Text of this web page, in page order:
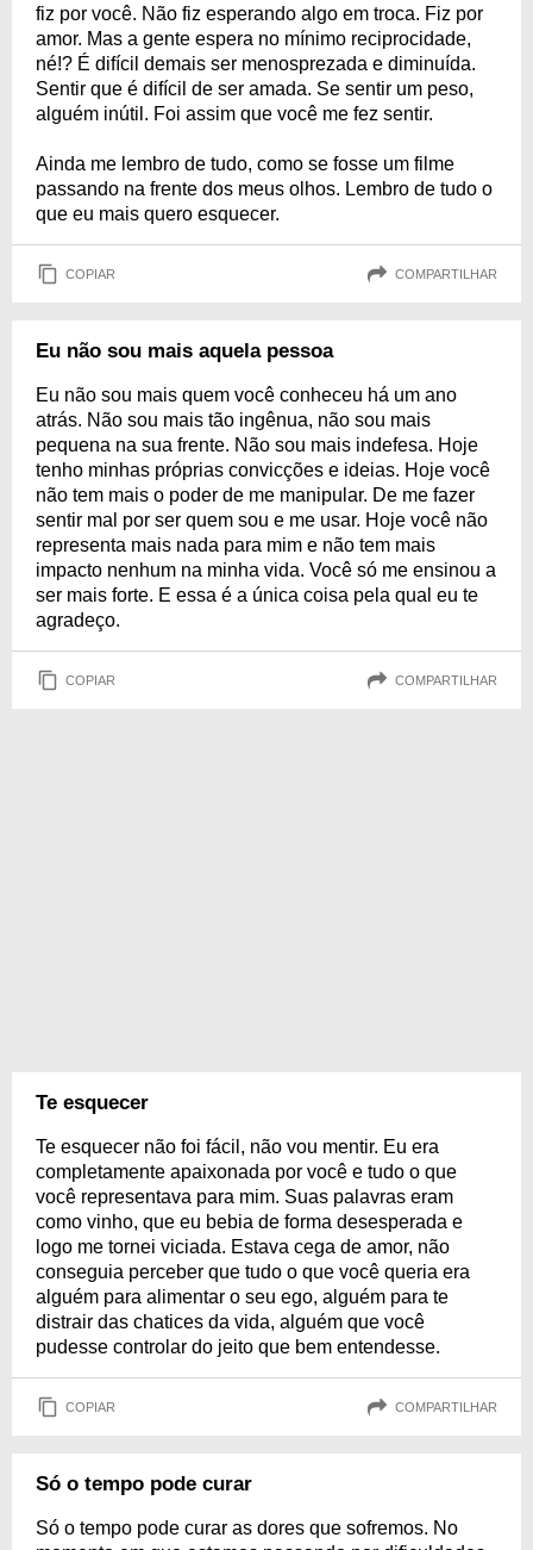
fiz por você. Não fiz esperando algo em troca. Fiz por
amor. Mas a gente espera no mínimo reciprocidade,
né!? É difícil demais ser menosprezada e diminuída.
Sentir que é difícil de ser amada. Se sentir um peso,
alguém inútil. Foi assim que você me fez sentir.
Ainda me lembro de tudo, como se fosse um filme
passando na frente dos meus olhos. Lembro de tudo o
que eu mais quero esquecer.
COPIAR COMPARTILHAR
Eu não sou mais aquela pessoa
Eu não sou mais quem você conheceu há um ano
atrás. Não sou mais tão ingênua, não sou mais
pequena na sua frente. Não sou mais indefesa. Hoje
tenho minhas próprias convicções e ideias. Hoje você
não tem mais o poder de me manipular. De me fazer
sentir mal por ser quem sou e me usar. Hoje você não
representa mais nada para mim e não tem mais
impacto nenhum na minha vida. Você só me ensinou a
ser mais forte. E essa é a única coisa pela qual eu te
agradeço.
COPIAR COMPARTILHAR
Te esquecer
Te esquecer não foi fácil, não vou mentir. Eu era
completamente apaixonada por você e tudo o que
você representava para mim. Suas palavras eram
como vinho, que eu bebia de forma desesperada e
logo me tornei viciada. Estava cega de amor, não
conseguia perceber que tudo o que você queria era
alguém para alimentar o seu ego, alguém para te
distrair das chatices da vida, alguém que você
pudesse controlar do jeito que bem entendesse.
COPIAR COMPARTILHAR
Só o tempo pode curar
Só o tempo pode curar as dores que sofremos. No